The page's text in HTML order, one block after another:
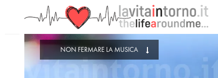
NON FERMARE LA MUSICA
PRECEDENTE: UN MOSAICO DI POSSIBILITÀ